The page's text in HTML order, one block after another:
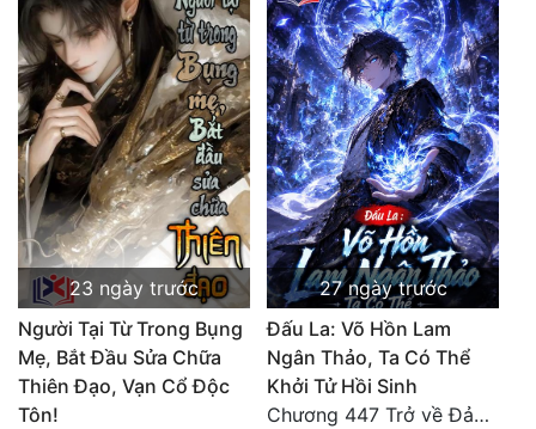
Truyện Nam
Truyện Nữ
Vô Địch Lưu
Xây Dựng Thế Lực
Đam Mỹ
Đẹp
Đẹp Hiệp
Tính Cách Nhân Vật :
Cơ Trí
23 ngày trước
Người Tại Từ Trong Bụng
Mẹ, Bắt Đầu Sửa Chữa
Thiên Đạo, Vạn Cổ Độc
Tôn!
27 ngày trước
Đấu La: Võ Hồn Lam
Ngân Thảo, Ta Có Thể
Khởi Tử Hồi Sinh
Chương 447 Trở về Đảo Hải Thần